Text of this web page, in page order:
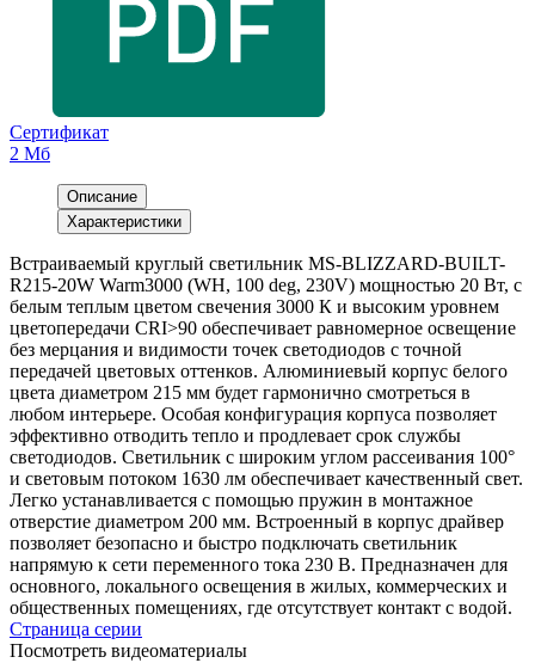
Сертификат
2 Мб
Описание
Характеристики
Встраиваемый круглый светильник MS-BLIZZARD-BUILT-
R215-20W Warm3000 (WH, 100 deg, 230V) мощностью 20 Вт, с
белым теплым цветом свечения 3000 К и высоким уровнем
цветопередачи CRI>90 обеспечивает равномерное освещение
без мерцания и видимости точек светодиодов с точной
передачей цветовых оттенков. Алюминиевый корпус белого
цвета диаметром 215 мм будет гармонично смотреться в
любом интерьере. Особая конфигурация корпуса позволяет
эффективно отводить тепло и продлевает срок службы
светодиодов. Светильник с широким углом рассеивания 100°
и световым потоком 1630 лм обеспечивает качественный свет.
Легко устанавливается с помощью пружин в монтажное
отверстие диаметром 200 мм. Встроенный в корпус драйвер
позволяет безопасно и быстро подключать светильник
напрямую к сети переменного тока 230 В. Предназначен для
основного, локального освещения в жилых, коммерческих и
общественных помещениях, где отсутствует контакт с водой.
Страница серии
Посмотреть видеоматериалы